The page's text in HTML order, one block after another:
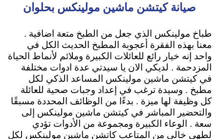
صيانة كيتشن ماشين مولينكس بحلوان
طباخ مولينكس الذي جعل من الطبخ متعة اضافية .
معنا بهذه الفقرة أعجوبة المطبخ الحديث الكل في
واحد إنه خيار رائع للعائلات الكبيرة وملائم لأنماط الحياة
المزدحمة . لديكي الان يا سيدتي عدة ادوات مختلفة
في كيتشن ماشين مولينكس المساعد الذكي لكل
مطبخ . وسيدة ترغب في إعداد وجبات صحية للعائلة
كل وظيفة لها ميزة . بدءًا من الوظائف المحددة مسبقًا
والتحضير المباشر في كيتشن ماشين مولينكس إلى
سعة . الوعاء الكبيرة ومجموعة من الأدوات تؤدي
لطهي خالي من المتاعب كاتشن ماشين مولينكس لكل